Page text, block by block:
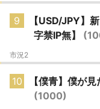
9
【USD/JPY】
字禁IP無】
市況2
10
【僕青】僕が
(1000)